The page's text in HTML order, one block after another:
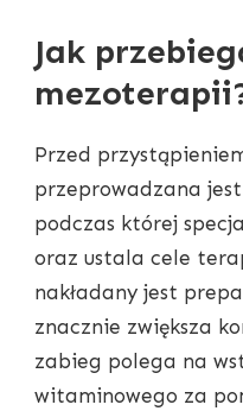
Jak
Przed
przeprowadzana
podczas której
oraz ustala cele
nakładany jest
znacznie zwiększa
zabieg polega na
witaminowego za